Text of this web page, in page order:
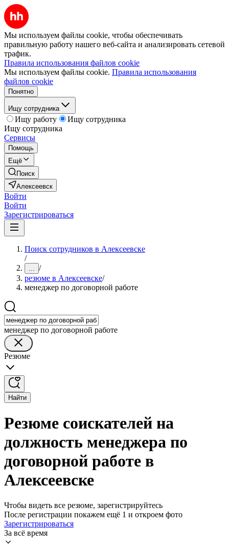
Мы используем файлы cookie, чтобы обеспечивать
правильную работу нашего веб-сайта и анализировать сетевой
трафик.
Правила использования файлов cookie
Мы используем файлы cookie. Правила использования
файлов cookie
Понятно
Ищу сотрудника
Ищу работу
Ищу сотрудника
Ищу сотрудника
Сервисы
Помощь
Ещё
Поиск
Алексеевск
Войти
Войти
Зарегистрироваться
Поиск сотрудников в Алексеевске
/
... /
резюме в Алексеевске/
менеджер по договорной работе
менеджер по договорной работе
Резюме
Найти
Резюме соискателей на
должность менеджера по
договорной работе в
Алексеевске
Чтобы видеть все резюме, зарегистрируйтесь
После регистрации покажем ещё 1 и откроем фото
Зарегистрироваться
За всё время